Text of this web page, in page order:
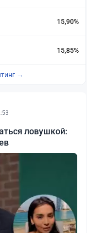
15,90%
15,85%
→
ловушкой: